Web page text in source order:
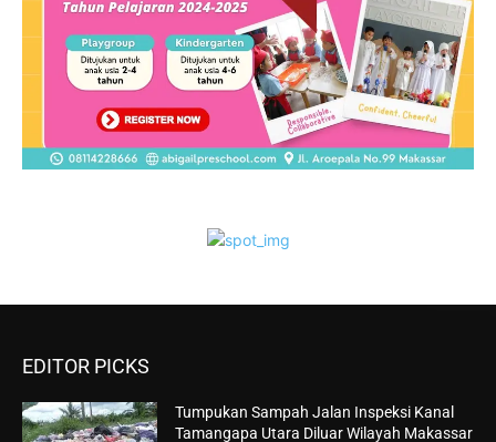
EDITOR PICKS
Tumpukan Sampah Jalan Inspeksi Kanal
Tamangapa Utara Diluar Wilayah Makassar